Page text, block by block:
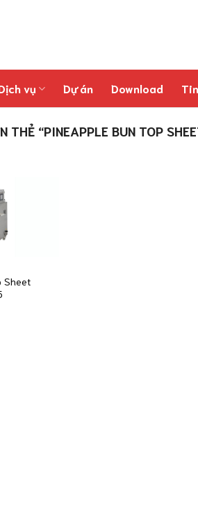
vụ Dự án Download
THẺ “PINEAPPLE BUN TOP
Sheet